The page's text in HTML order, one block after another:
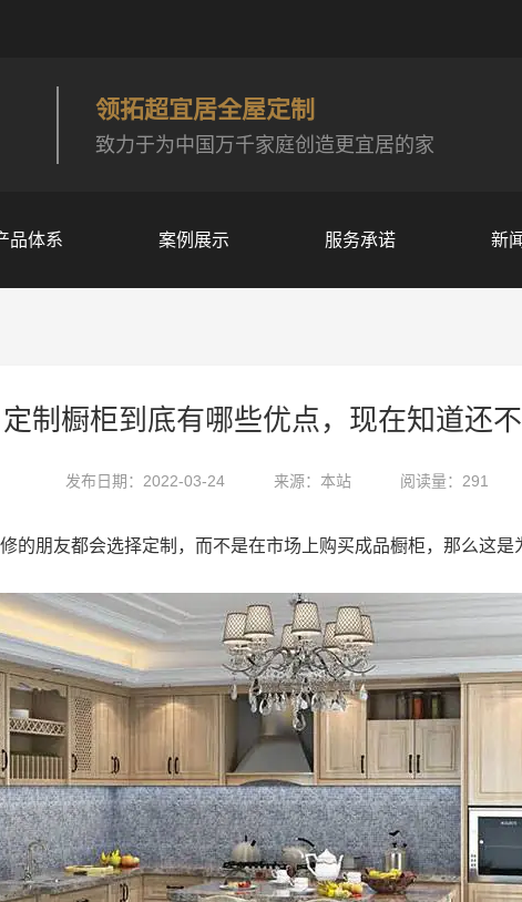
品体系 案例展示 服务承诺 新
领拓超宜居全屋定制
致力于为中国万千家庭创造更宜居的家
定制橱柜到底有哪些优点，现在知道还
发布日期：2022-03-24 来源：本站 阅读量：291
的朋友都会选择定制，而不是在市场上购买成品橱柜，那么这是